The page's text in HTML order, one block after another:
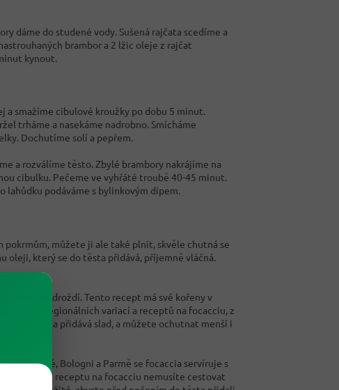
dáme do studené vody. Sušená rajčata scedíme a
brambor a 2 lžic oleje z rajčat
kynout.
a smažíme cibulové kroužky po dobu 5 minut.
trháme a nasekáme nadrobno. Smícháme
Dochutíme solí a pepřem.
a rozválíme těsto. Zbylé brambory nakrájíme na
cibulku. Pečeme ve vyhřáté troubě 40-45 minut.
lahůdku podáváme s bylinkovým dipem.
pokrmům, můžete ji ale také plnit, skvěle chutná se
oleji, který se do těsta přidává, příjemně vláčná.
a čerstvé droždí. Tento recept má své kořeny v
mnoho regionálních variací a receptů na focacciu, z
těsta přidává slad, a můžete ochutnat menší i
v Římě, Bologni a Parmě se focaccia servíruje s
našemu receptu na focacciu nemusíte cestovat